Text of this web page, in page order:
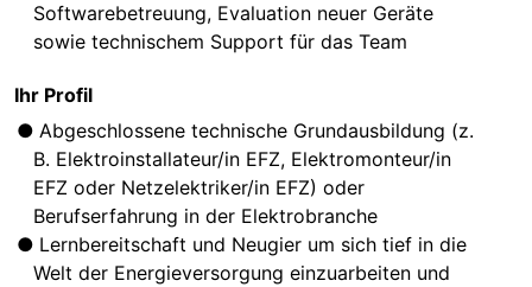
Softwarebetreuung, Evaluation neuer Geräte
sowie technischem Support für das Team
Ihr Profil
Abgeschlossene technische Grundausbildung (z.
B. Elektroinstallateur/in EFZ, Elektromonteur/in
EFZ oder Netzelektriker/in EFZ) oder
Berufserfahrung in der Elektrobranche
Lernbereitschaft und Neugier um sich tief in die
Welt der Energieversorgung einzuarbeiten und